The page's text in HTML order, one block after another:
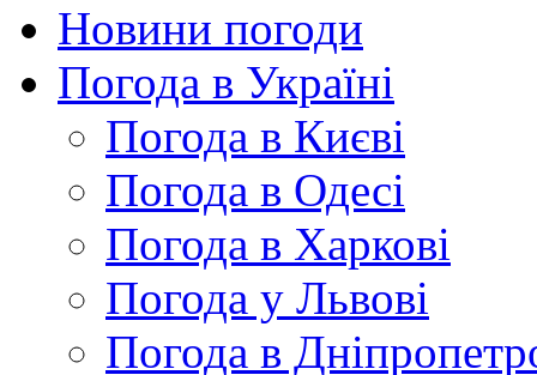
Новини погоди
Погода в Україні
Погода в Києві
Погода в Одесі
Погода в Харкові
Погода у Львові
Погода в